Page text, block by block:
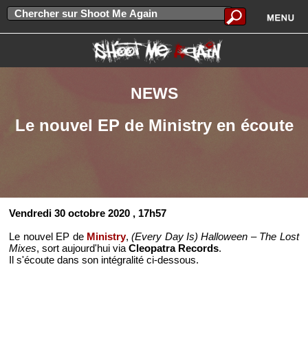
NEWS
Le nouvel EP de Ministry en écoute
Vendredi 30 octobre 2020 , 17h57
Le nouvel EP de Ministry,(Every Day Is) Halloween – The Lost
Mixes, sort aujourd'hui viaCleopatra Records.
Il s'écoute dans son intégralité ci-dessous.